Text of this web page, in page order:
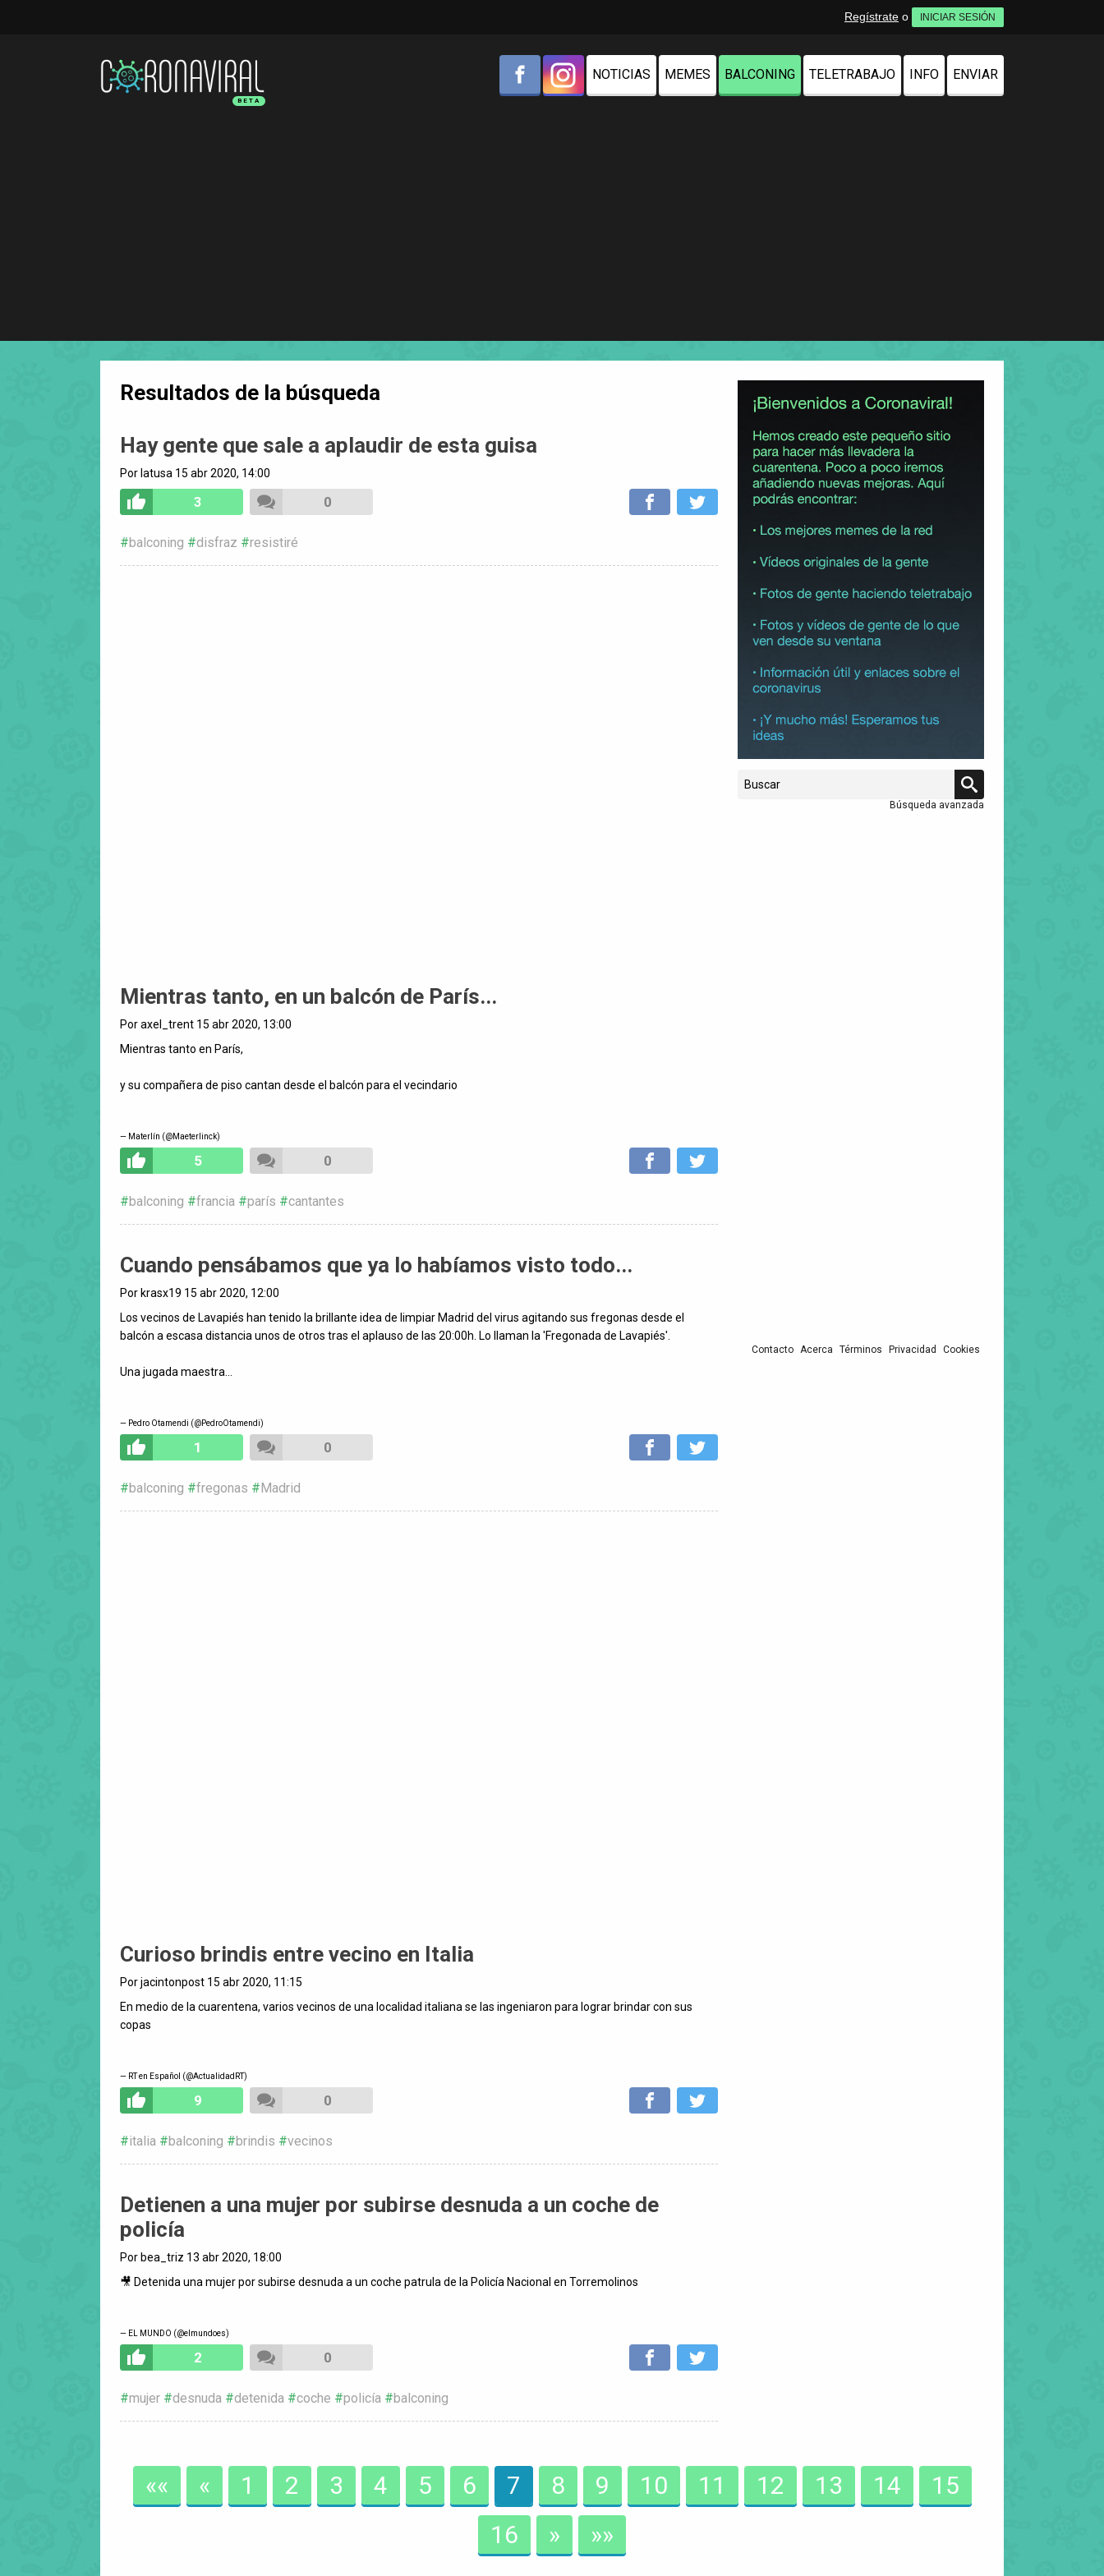
Regístrate o INICIAR SESIÓN
NOTICIAS MEMES BALCONING TELETRABAJO INFO ENVIAR
Resultados de la búsqueda
Hay gente que sale a aplaudir de esta guisa
Por latusa 15 abr 2020, 14:00
3 0
balconing disfraz resistiré
Mientras tanto, en un balcón de París...
Por axel_trent 15 abr 2020, 13:00
Mientras tanto en París,
y su compañera de piso cantan desde el balcón para el vecindario
— Materlín (@Maeterlinck)
5 0
balconing francia parís cantantes
Cuando pensábamos que ya lo habíamos visto todo...
Por krasx19 15 abr 2020, 12:00
Los vecinos de Lavapiés han tenido la brillante idea de limpiar Madrid del virus agitando sus fregonas desde el
balcón a escasa distancia unos de otros tras el aplauso de las 20:00h. Lo llaman la 'Fregonada de Lavapiés'.
Una jugada maestra...
— Pedro Otamendi (@PedroOtamendi)
1 0
balconing fregonas Madrid
Curioso brindis entre vecino en Italia
Por jacintonpost 15 abr 2020, 11:15
En medio de la cuarentena, varios vecinos de una localidad italiana se las ingeniaron para lograr brindar con sus
copas
— RT en Español (@ActualidadRT)
9 0
italia balconing brindis vecinos
Detienen a una mujer por subirse desnuda a un coche de
policía
Por bea_triz 13 abr 2020, 18:00
🎥 Detenida una mujer por subirse desnuda a un coche patrula de la Policía Nacional en Torremolinos
— EL MUNDO (@elmundoes)
2 0
mujer desnuda detenida coche policía balconing
Búsqueda avanzada
Contacto Acerca Términos Privacidad Cookies
«« « 1 2 3 4 5 6 7 8 9 10 11 12 13 14
15
16
» »»